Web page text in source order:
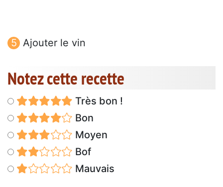
Ajouter le vin
Notez cette recette
Très bon !
Bon
Moyen
Bof
Mauvais